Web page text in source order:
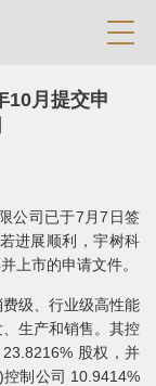
10月提交申
公司已于7月7日签
进展顺利，宇树科
上市的申请文件。
级、行业级高性能
生产和销售。其控
股权，并
制公司 10.9414%